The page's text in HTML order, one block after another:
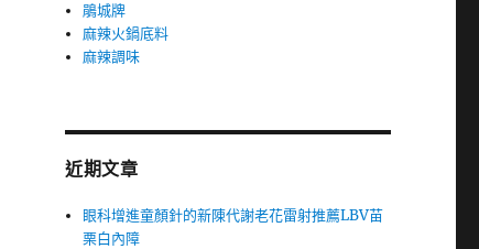
鵑城牌
麻辣火鍋底料
麻辣調味
近期文章
眼科增進童顏針的新陳代謝老花雷射推薦LBV苗
栗白內障